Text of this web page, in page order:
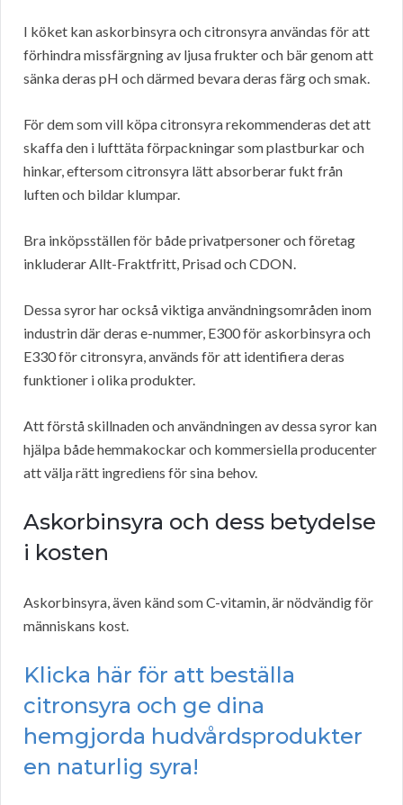
I köket kan askorbinsyra och citronsyra användas för att
förhindra missfärgning av ljusa frukter och bär genom att
sänka deras pH och därmed bevara deras färg och smak.
För dem som vill köpa citronsyra rekommenderas det att
skaffa den i lufttäta förpackningar som plastburkar och
hinkar, eftersom citronsyra lätt absorberar fukt från
luften och bildar klumpar.
Bra inköpsställen för både privatpersoner och företag
inkluderar Allt-Fraktfritt, Prisad och CDON.
Dessa syror har också viktiga användningsområden inom
industrin där deras e-nummer, E300 för askorbinsyra och
E330 för citronsyra, används för att identifiera deras
funktioner i olika produkter.
Att förstå skillnaden och användningen av dessa syror kan
hjälpa både hemmakockar och kommersiella producenter
att välja rätt ingrediens för sina behov.
Askorbinsyra och dess betydelse
i kosten
Askorbinsyra, även känd som C-vitamin, är nödvändig för
människans kost.
Klicka här för att beställa
citronsyra och ge dina
hemgjorda hudvårdsprodukter
en naturlig syra!